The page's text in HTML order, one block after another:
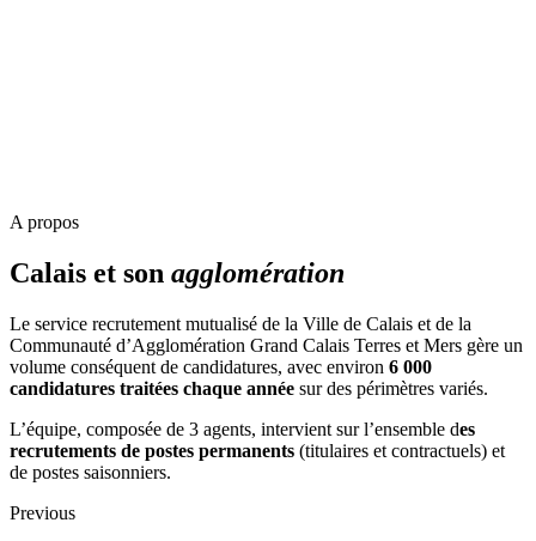
A propos
Calais et son agglomération
Le service recrutement mutualisé de la Ville de Calais et de la
Communauté d’Agglomération Grand Calais Terres et Mers gère un
volume conséquent de candidatures, avec environ 6 000
candidatures traitées chaque année sur des périmètres variés.
L’équipe, composée de 3 agents, intervient sur l’ensemble des
recrutements de postes permanents (titulaires et contractuels) et
de postes saisonniers.
Previous